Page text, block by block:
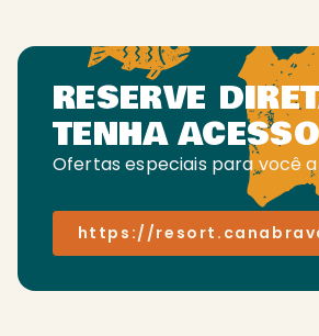
RESERVE
TENHA
Ofertas especiais para você
https://